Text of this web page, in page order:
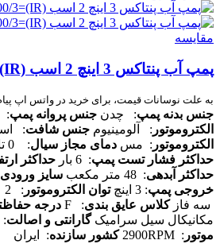
مقایسه
پمپ آب پنتاکس 3 اینچ 2 اسب CST200/3=(IR)
به علت نوسانات قیمت، برای خرید در واتس اپ
جنس بدنه پمپ: چدن جنس پروانه پمپ:
الکتروموتور : آلومینیوم جنس شافت:
الکتروموتور : مس دمای مجاز سیال: 0 تا +90 درجه سانتی گراد
حداکثر فشار تست پمپ: 6 بار حداکثر
حداکثر آبدهی: 48 متر مکعب سایز
خروجی پمپ: 3 اینچ توان الکتروموتور : 2 اسب بخار
سه فازکلاس عایق بندی: F درجه
مکانیکال سیل سرامیکگارانتی و اصالت: 1 ساله شرکتی
موتور : 2900RPM کشور سازنده: ایران